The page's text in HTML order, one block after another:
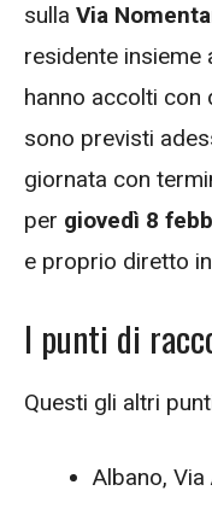
sulla Via
residente insieme
hanno accolti con
sono previsti
giornata con
per giovedì 8
e proprio diretto
I punti di
Questi gli altri
Albano,